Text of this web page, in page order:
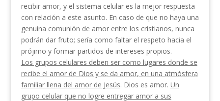
recibir amor, y el sistema celular es la mejor respuesta
con relación a este asunto. En caso de que no haya una
genuina comunión de amor entre los cristianos, nunca
podrán dar fruto; sería como faltar el respeto hacia el
prójimo y formar partidos de intereses propios.
Los grupos celulares deben ser como lugares donde se
recibe el amor de Dios y se da amor, en una atmósfera
familiar llena del amor de Jesús. Dios es amor. Un
grupo celular que no logre entregar amor a sus